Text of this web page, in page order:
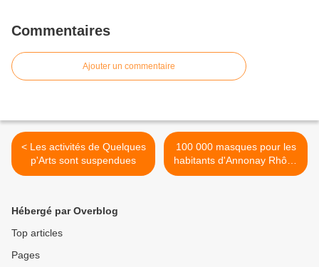
Commentaires
Ajouter un commentaire
< Les activités de Quelques
p'Arts sont suspendues
100 000 masques pour les
habitants d'Annonay Rhône
Agglo >
Hébergé par Overblog
Top articles
Pages